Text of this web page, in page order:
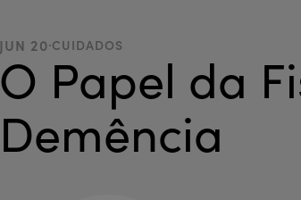
JUN 20.CUIDADOS
O Papel da
Demência